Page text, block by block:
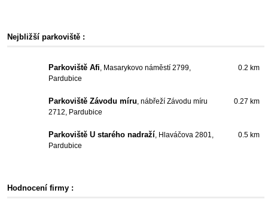
Nejbližší parkoviště :
Parkoviště Afi, Masarykovo náměstí 2799,
Pardubice
0.2 km
Parkoviště Závodu míru, nábřeží Závodu míru
2712, Pardubice
0.27 km
Parkoviště U starého nadraží, Hlaváčova 2801,
Pardubice
0.5 km
Hodnocení firmy :